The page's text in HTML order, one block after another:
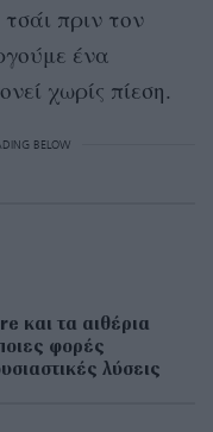
πριν τον
ένα
χωρίς πίεση.
BELOW
και τα αιθέρια
φορές
λύσεις